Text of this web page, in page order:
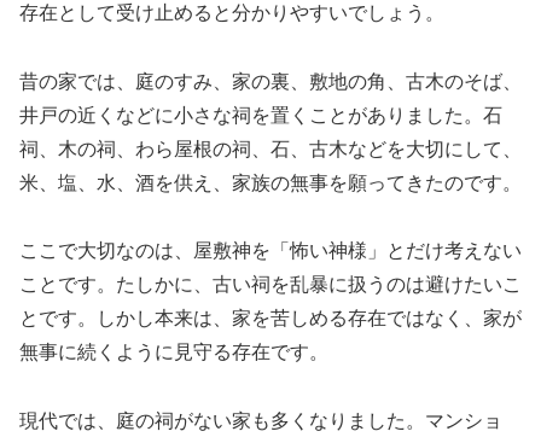
存在として受け止めると分かりやすいでしょう。
昔の家では、庭のすみ、家の裏、敷地の角、古木のそば、
井戸の近くなどに小さな祠を置くことがありました。石
祠、木の祠、わら屋根の祠、石、古木などを大切にして、
米、塩、水、酒を供え、家族の無事を願ってきたのです。
ここで大切なのは、屋敷神を「怖い神様」とだけ考えない
ことです。たしかに、古い祠を乱暴に扱うのは避けたいこ
とです。しかし本来は、家を苦しめる存在ではなく、家が
無事に続くように見守る存在です。
現代では、庭の祠がない家も多くなりました。マンショ